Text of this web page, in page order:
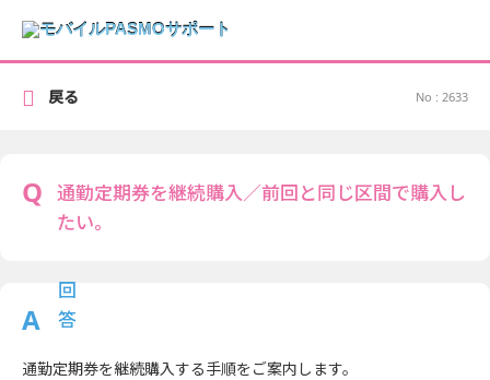
No : 2633
通勤定期券を継続購入／前回と同じ区間で購入し
たい。
通勤定期券を継続購入する手順をご案内します。
戻る